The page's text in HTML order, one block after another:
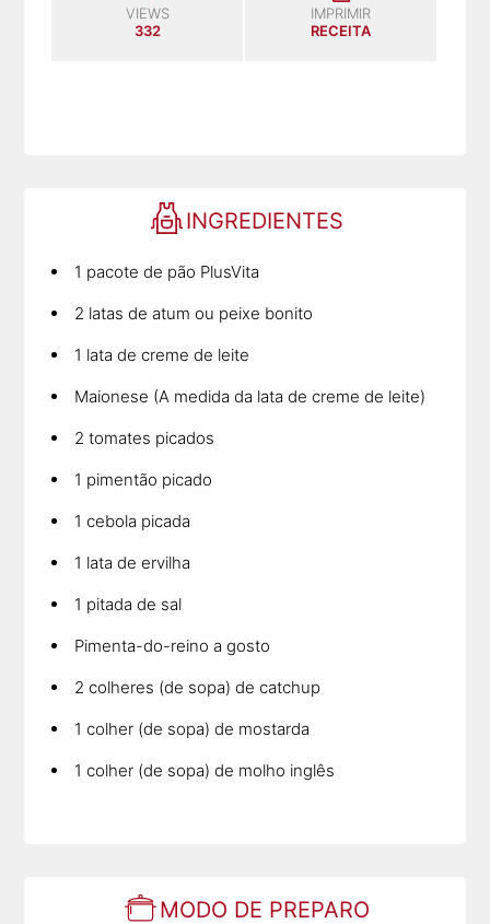
VIEWS
332
IMPRIMIR
RECEITA
INGREDIENTES
1 pacote de pão PlusVita
2 latas de atum ou peixe bonito
1 lata de creme de leite
Maionese (A medida da lata de creme de leite)
2 tomates picados
1 pimentão picado
1 cebola picada
1 lata de ervilha
1 pitada de sal
Pimenta-do-reino a gosto
2 colheres (de sopa) de catchup
1 colher (de sopa) de mostarda
1 colher (de sopa) de molho inglês
MODO DE PREPARO